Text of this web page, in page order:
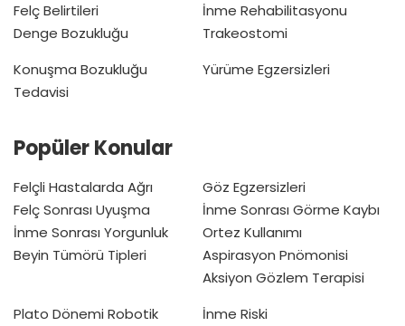
Felç Belirtileri
Denge Bozukluğu
İnme Rehabilitasyonu
Trakeostomi
Konuşma Bozukluğu
Tedavisi
Yürüme Egzersizleri
Popüler Konular
Felçli Hastalarda Ağrı
Felç Sonrası Uyuşma
İnme Sonrası Yorgunluk
Beyin Tümörü Tipleri
Göz Egzersizleri
İnme Sonrası Görme Kaybı
Ortez Kullanımı
Aspirasyon Pnömonisi
Aksiyon Gözlem Terapisi
Plato Dönemi Robotik
İnme Riski